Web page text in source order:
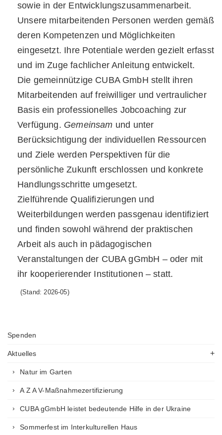
sowie in der Entwicklungszusammenarbeit.
Unsere mitarbeitenden Personen werden gemäß
deren Kompetenzen und Möglich­keiten
eingesetzt. Ihre Potentiale werden gezielt erfasst
und im Zuge fachlicher Anleitung entwickelt.
Die gemeinnützige CUBA GmbH stellt ihren
Mitarbeitenden auf freiwilliger und vertraulicher
Basis ein professionelles Jobcoaching zur
Verfügung. Gemeinsam und unter
Berücksichtigung der individuellen Ressourcen
und Ziele werden Perspektiven für die
persönliche Zukunft erschlossen und konkrete
Handlungsschritte umgesetzt.
Zielführende Qualifizierungen und
Weiterbildungen werden passgenau identifiziert
und finden sowohl während der praktischen
Arbeit als auch in pädagogischen
Veranstaltungen der CUBA gGmbH – oder mit
ihr kooperierender Institutionen – statt.
(Stand: 2026-05)
Spenden
Aktuelles
Natur im Garten
A Z A V-Maßnahmezertifizierung
CUBA gGmbH leistet bedeutende Hilfe in der Ukraine
Sommerfest im Interkulturellen Haus